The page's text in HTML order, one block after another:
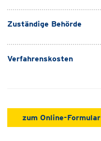
Zuständige Behörde
Verfahrenskosten
zum Online-Formular